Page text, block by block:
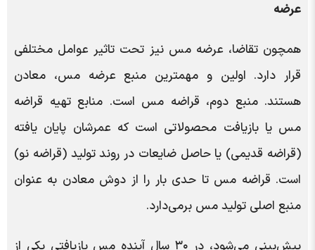
عرضه
همچون تقاضا، عرضه مس نیز تحت تاثیر عوامل مختلفی
قرار دارد. اولین و مهمترین منبع عرضه مس، معادن
هستند. منبع دوم، قراضه مس است. منابع تهیه قراضه
مس یا بازیافت محصولاتی است که عمرشان پایان یافته
(قراضه قدیمی) یا حاصل ضایعات در روند تولید (قراضه نو)
است. قراضه مس تا حدی بار را از دوش معادن به عنوان
منبع اصلی تولید مس برمی‌دارد.